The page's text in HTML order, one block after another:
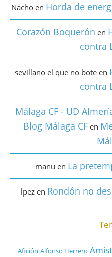
Nacho en Horda de
Corazón Boquerón en
contra
sevillano el que no bote en
contra
Málaga CF - UD
Blog Málaga CF en
manu en La
lpez en Rondón no
Afición Alfonso Herrero